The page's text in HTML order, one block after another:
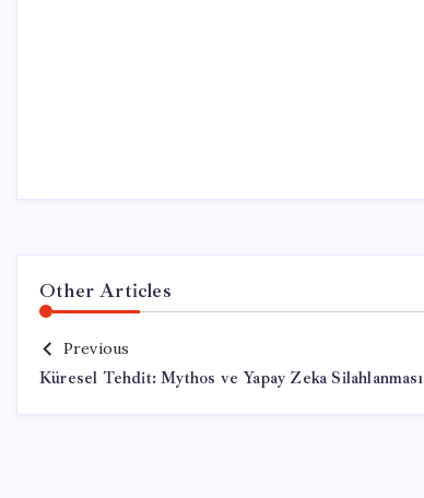
Other Articles
Previous
Küresel Tehdit: Mythos ve Yapay Zeka Silahlanması